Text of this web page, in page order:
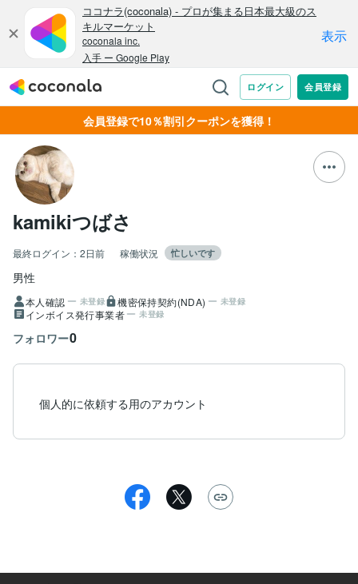
会員登録で10％割引クーポンを獲得！
kamikiつばさ
最終ログイン： 2日前 稼働状況 忙しいです
男性
本人確認 未登録 機密保持契約(NDA) 未登録
インボイス発行事業者 未登録
フォロワー0
個人的に依頼する用のアカウント